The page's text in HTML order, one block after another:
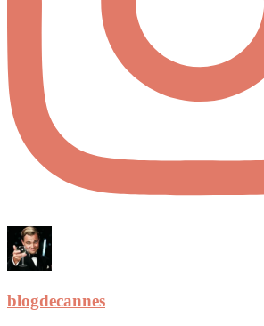
blogdecannes